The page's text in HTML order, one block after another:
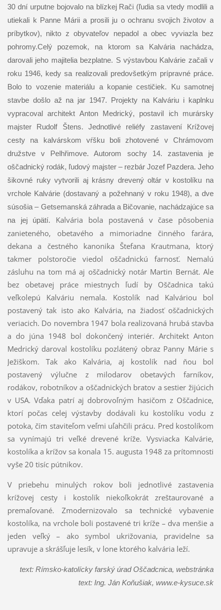
30 dní urputne bojovalo na blízkej Rači (ľudia sa vtedy modlili a
utiekali k Panne Márii a prosili ju o ochranu svojich životov a
príbytkov), nikto z obyvateľov nepadol a obec vyviazla bez
pohromy.Celý pozemok, na ktorom sa Kalvária nachádza,
darovali jeho majitelia bezplatne. S výstavbou Kalvárie začali v
roku 1946, kedy sa realizovali predovšetkým prípravné práce.
Bolo to vozenie materiálu a kopanie cestičiek. Ku samotnej
stavbe došlo až na jar 1947. Projekty na Kalváriu i kaplnku
vypracoval architekt Anton Medrický, postavil ich murársky
majster Rudolf Štens. Jednotlivé reliéfy zastavení Krížovej
cesty na kalvárskom vŕšku boli zhotovené v Chrámovom
družstve v Pelhřimove. Autorom sochy 14. zastavenia je
oščadnický rodák, ľudový majster – rezbár Jozef Pazdera. Jeho
šikovné ruky vytvorili aj krásny drevený oltár v kostolíku na
vrchole Kalvárie (dostavaný a požehnaný v roku 1948), a dve
súsošia – Getsemanská záhrada a Bičovanie, nachádzajúce sa
na jej úpätí.
Kalvária bola postavená v čase pôsobenia
zanieteného, obetavého a mimoriadne činného farára,
dekana a čestného kanonika Štefana Krautmana, ktorý
takmer polstoročie viedol oščadnickú farnosť. Nemalú
zásluhu na tom má aj oščadnický notár Martin Bernát. Ale
bez obetavej práce miestnych ľudí by Oščadnica takú
veľkolepú Kalváriu nemala. Kostolík nad Kalváriou bol
postavený tak isto ako Kalvária, na žiadosť oščadnických
veriacich. Do novembra 1947 bola realizovaná hrubá stavba
a do júna 1948 bol dokončený interiér. Architekt Anton
Medrický daroval kostolíku pozlátený obraz Panny Márie s
Ježiškom. Tak ako Kalvária, aj kostolík nad ňou bol
postavený výlučne z milodarov obetavých farníkov,
rodákov, robotníkov a oščadnických bratov a sestier žijúcich
v USA. Vďaka patrí aj dobrovoľným hasičom z Oščadnice,
ktorí počas celej výstavby dodávali ku kostolíku vodu z
potoka, čím staviteľom veľmi uľahčili prácu. Pred kostolíkom
sa vynímajú tri veľké drevené kríže. Vysviacka Kalvárie,
kostolíka a krížov sa konala 15. augusta 1948 za prítomnosti
vyše 20 tisíc pútnikov.
V priebehu minulých rokov boli jednotlivé zastavenia
krížovej cesty i kostolík niekoľkokrát zreštaurované a
premaľované. Zmodernizovalo sa technické vybavenie
kostolíka, na vrchole boli postavené tri kríže – dva menšie a
jeden veľký – ako symbol ukrižovania, pravidelne sa
upravuje a skrášľuje lesík, v lone ktorého kalvária leží.
text: Rímsko-katolícky farský úrad Oščadcnica, webstránka
text: Ing. Ján Koňušiak, www.e-kysuce.sk